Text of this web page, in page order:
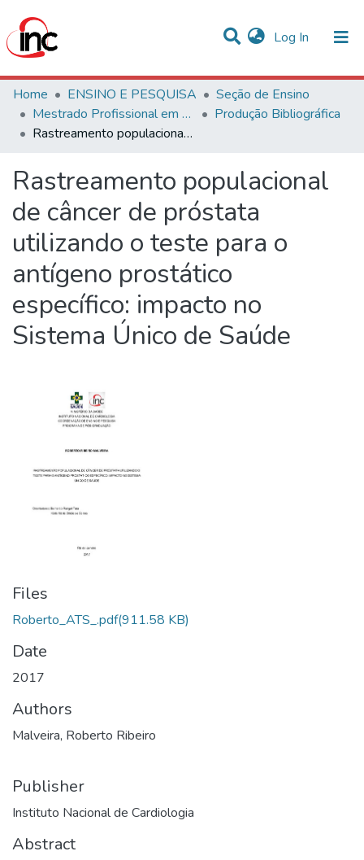
Log In (current)
Communities & Collections
Statistics
Home ENSINO E PESQUISA
Seção de Ensino
Mestrado Profissional em Avaliação de Tecnologias em Saúde
Produção Bibliográfica
Rastreamento populacional de câncer de próstata utilizando o teste para o antígeno prostático específico: impacto no Sistema Único de Saúde
Rastreamento populacional
de câncer de próstata
utilizando o teste para o
antígeno prostático
específico: impacto no
Sistema Único de Saúde
Files
Roberto_ATS_.pdf(911.58 KB)
Date
2017
Authors
Malveira, Roberto Ribeiro
Publisher
Instituto Nacional de Cardiologia
Abstract